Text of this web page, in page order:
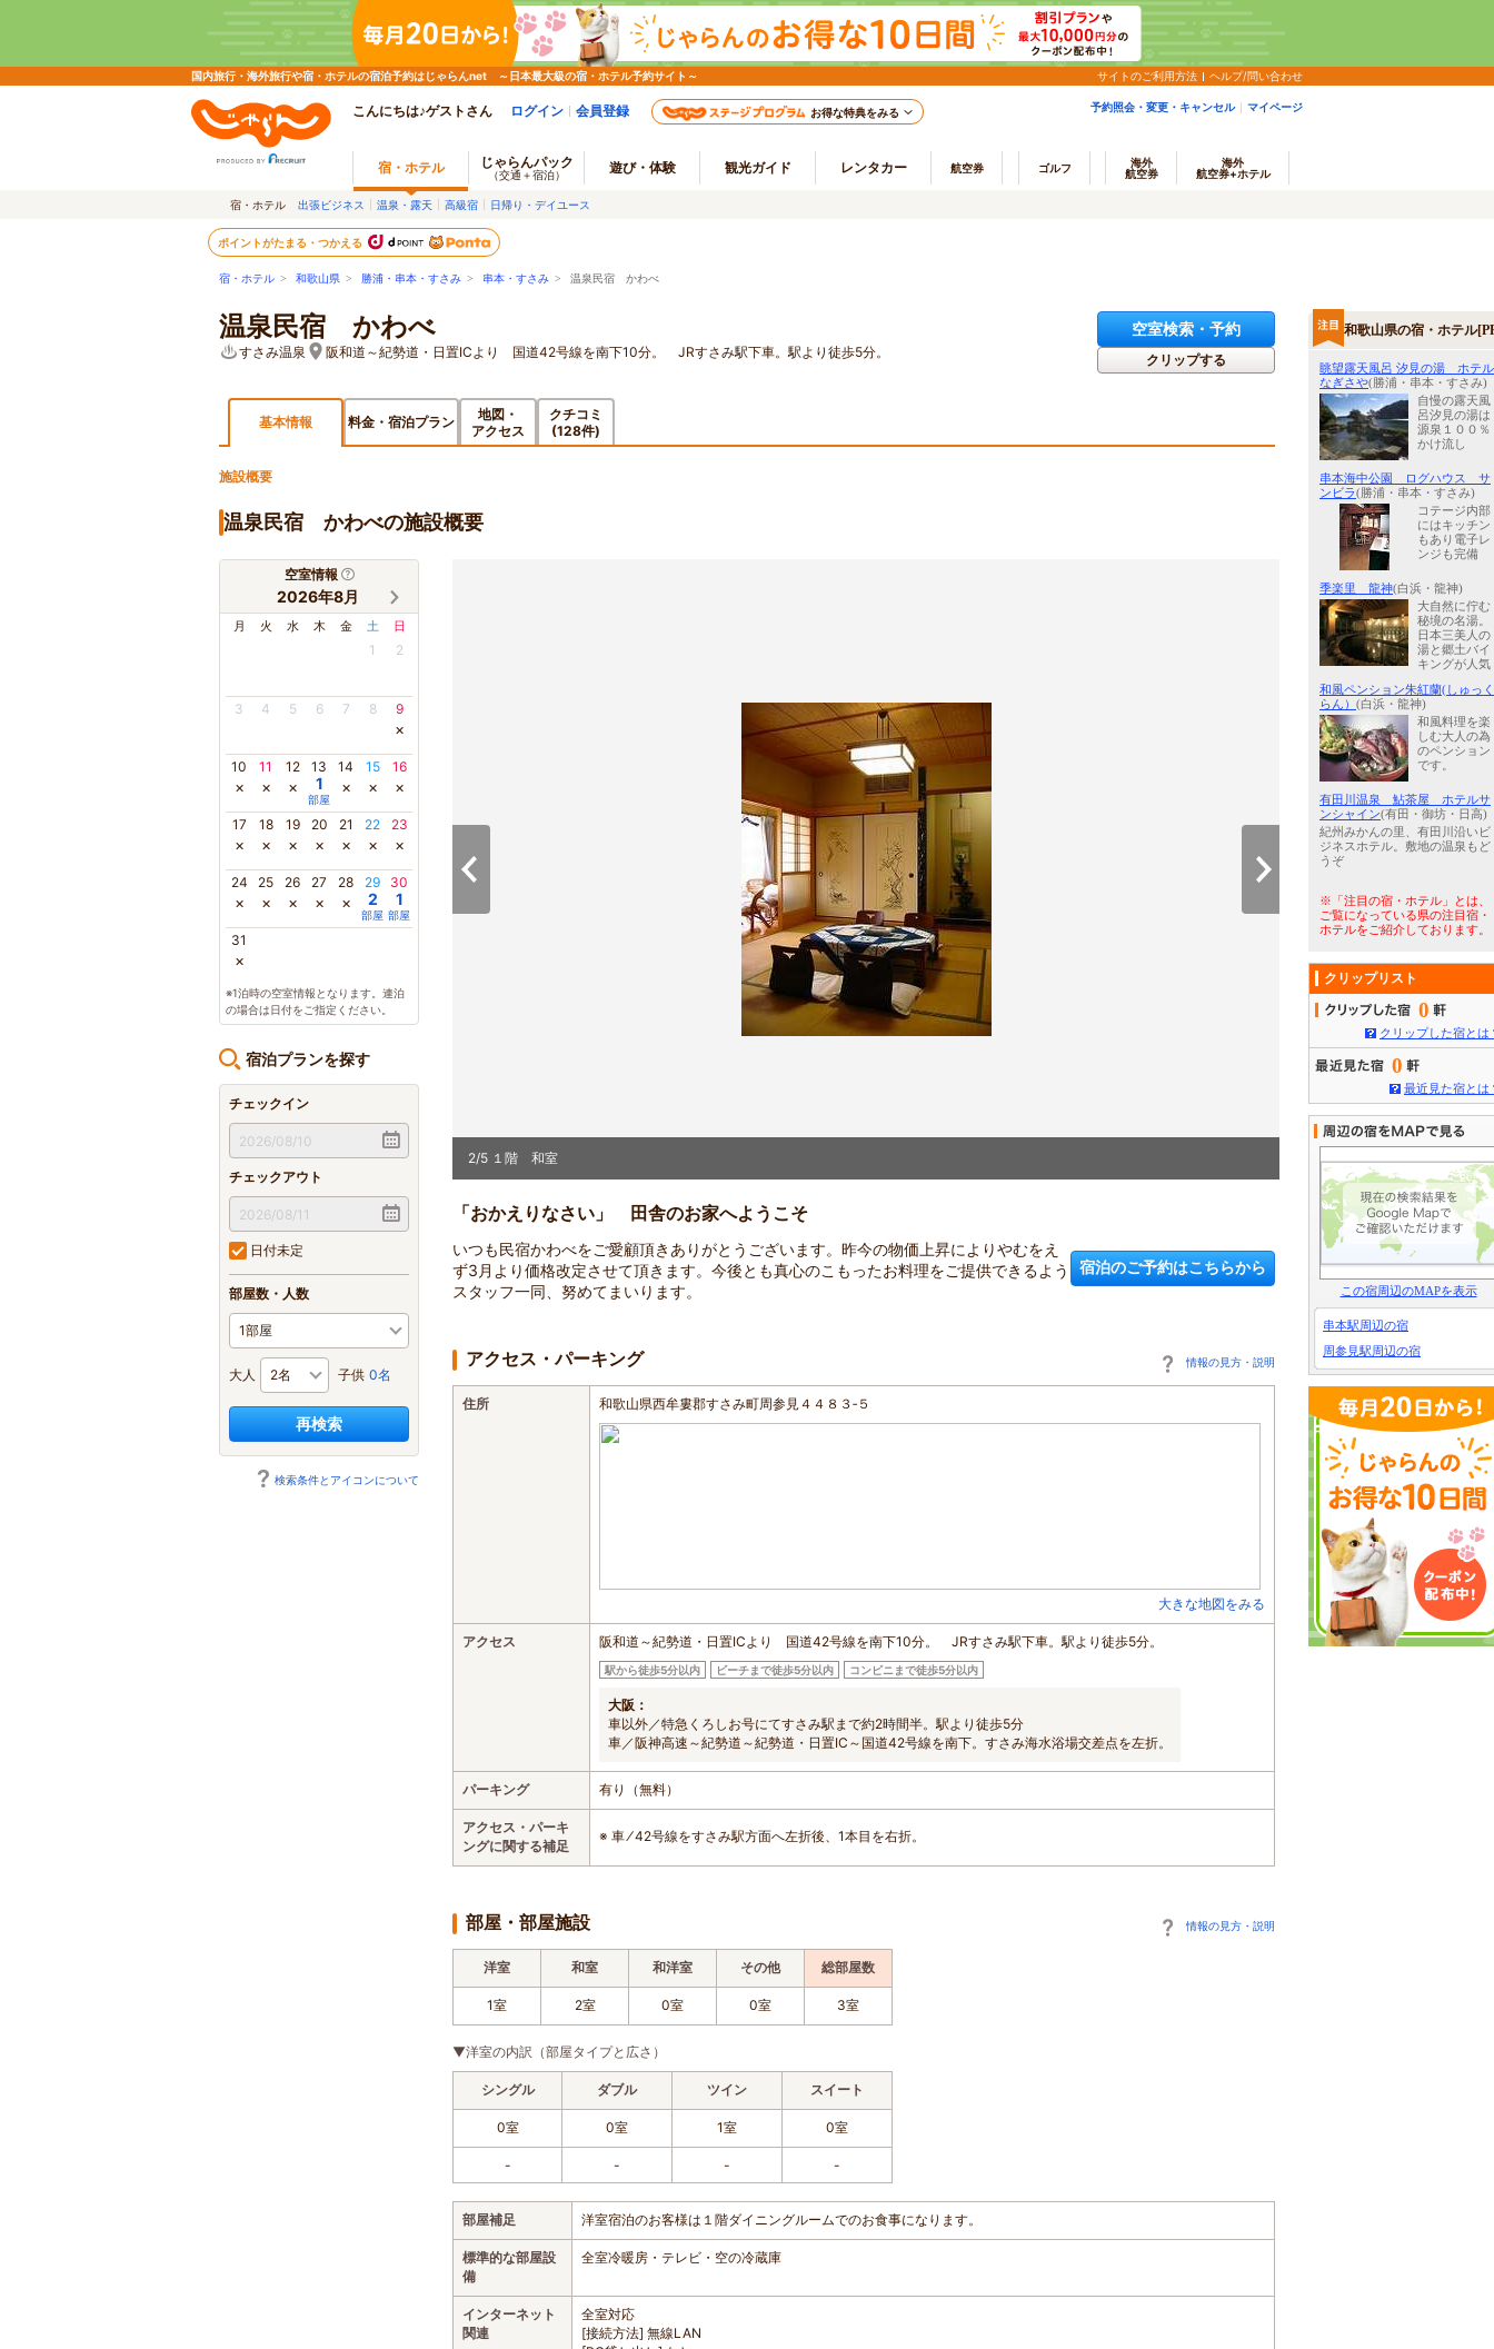
国内旅行・海外旅行や宿・ホテルの宿泊予約はじゃらんnet ～日本最大級の宿・ホテル予約サイト～ サイトのご利用方法 ヘルプ/問い合わせ
こんにちは♪ゲストさん ログイン 会員登録 お得な特典をみる 予約照会・変更・キャンセル マイページ
宿・ホテル じゃらんパック
（交通＋宿泊） 遊び・体験 観光ガイド レンタカー 航空券 ゴルフ
海外
航空券
海外
航空券+ホテル
宿・ホテル 出張ビジネス 温泉・露天 高級宿 日帰り・デイユース
ポイントがたまる・つかえる
宿・ホテル > 和歌山県 > 勝浦・串本・すさみ > 串本・すさみ > 温泉民宿 かわべ
温泉民宿 かわべ
すさみ温泉 阪和道～紀勢道・日置ICより 国道42号線を南下10分。 JRすさみ駅下車。駅より徒歩5分。
空室検索・予約
クリップする
基本情報 料金・宿泊プラン
地図・
アクセス
クチコミ
(128件)
施設概要
温泉民宿 かわべの施設概要
空室情報
2026年8月
月 火 水 木 金 土 日
1 2
3 4 5 6 7 8 9
×
10
×
11
×
12
×
13
1
部屋
14
×
15
×
16
×
17
×
18
×
19
×
20
×
21
×
22
×
23
×
24
×
25
×
26
×
27
×
28
×
29
2
部屋
30
1
部屋
31
×
※1泊時の空室情報となります。連泊
の場合は日付をご指定ください。
宿泊プランを探す
チェックイン
チェックアウト
日付未定
部屋数・人数
大人 子供 0名
再検索
検索条件とアイコンについて
2/5 １階 和室 露天風呂の利用時間は15時
「おかえりなさい」 田舎のお家へようこそ
いつも民宿かわべをご愛顧頂きありがとうございます。昨今の物価上昇によりやむをえ
ず3月より価格改定させて頂きます。今後とも真心のこもったお料理をご提供できるよう
スタッフ一同、努めてまいります。
宿泊のご予約はこちらから
アクセス・パーキング 情報の見方・説明
住所 和歌山県西牟婁郡すさみ町周参見４４８３‐５
大きな地図をみる
アクセス 阪和道～紀勢道・日置ICより 国道42号線を南下10分。 JRすさみ駅下車。駅より徒歩5分。
駅から徒歩5分以内 ビーチまで徒歩5分以内 コンビニまで徒歩5分以内
大阪：
車以外／特急くろしお号にてすさみ駅まで約2時間半。駅より徒歩5分
車／阪神高速～紀勢道～紀勢道・日置IC～国道42号線を南下。すさみ海水浴場交差点を左折。
パーキング 有り（無料）
アクセス・パーキ
ングに関する補足
※ 車 ⁄ 42号線をすさみ駅方面へ左折後、1本目を右折。
部屋・部屋施設 情報の見方・説明
洋室 和室 和洋室 その他 総部屋数
1室 2室 0室 0室 3室
▼洋室の内訳（部屋タイプと広さ）
シングル ダブル ツイン スイート
0室 0室 1室 0室
- - - -
部屋補足 洋室宿泊のお客様は１階ダイニングルームでのお食事になります。
標準的な部屋設
備
全室冷暖房・テレビ・空の冷蔵庫
インターネット
関連
全室対応
[接続方法] 無線LAN
和歌山県の宿・ホテル
眺望露天風呂 汐見の湯 ホテル
なぎさや(勝浦・串本・すさみ)
自慢の露天風
呂汐見の湯は
源泉１００％
かけ流し
串本海中公園 ログハウス サ
ンビラ(勝浦・串本・すさみ)
コテージ内部
にはキッチン
もあり電子レ
ンジも完備
季楽里 龍神(白浜・龍神)
大自然に佇む
秘境の名湯。
日本三美人の
湯と郷土バイ
キングが人気
和風ペンション朱紅蘭(しゅっく
らん） (白浜・龍神)
和風料理を楽
しむ大人の為
のペンション
です。
有田川温泉 鮎茶屋 ホテルサ
ンシャイン(有田・御坊・日高)
紀州みかんの里、有田川沿いビ
ジネスホテル。敷地の温泉もど
うぞ
※「注目の宿・ホテル」とは、
ご覧になっている県の注目宿・
ホテルをご紹介しております。
クリップリスト
0
クリップした宿とは
0
最近見た宿とは
この宿周辺のMAPを表示
串本駅周辺の宿
周参見駅周辺の宿